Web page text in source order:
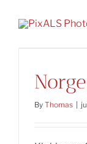
By Thomas